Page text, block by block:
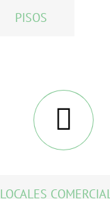
PISOS
LOCALES